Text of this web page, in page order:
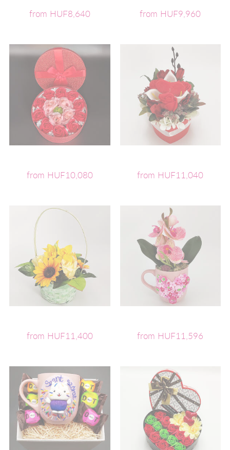
from HUF8,640 from HUF9,960
from HUF10,080 from HUF11,040
from HUF11,400 from HUF11,596